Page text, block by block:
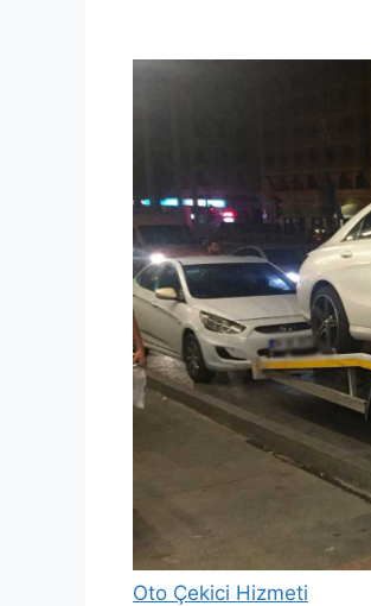
Oto Çekici Hizmeti